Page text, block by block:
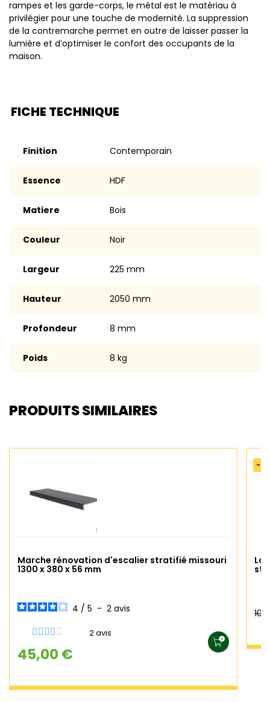
rampes et les garde-corps, le métal est le matériau à
privilégier pour une touche de modernité. La suppression
de la contremarche permet en outre de laisser passer la
lumière et d’optimiser le confort des occupants de la
maison.
FICHE TECHNIQUE
Finition contemporain
Essence HDF
Matiere Bois
Couleur noir
Largeur 225 mm
Hauteur 2050 mm
Profondeur 8 mm
Poids 8 kg
PRODUITS SIMILAIRES
Marche rénovation d'escalier stratifié missouri
1300 x 380 x 56 mm
4 / 5 - 2 avis
2 avis
45,00 €
-